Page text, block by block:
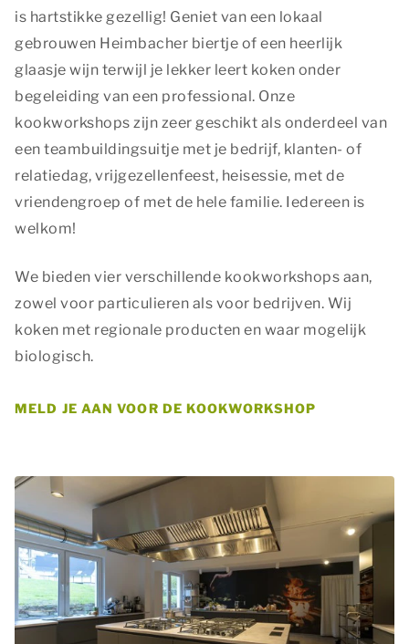
is hartstikke gezellig! Geniet van een lokaal
gebrouwen Heimbacher biertje of een heerlijk
glaasje wijn terwijl je lekker leert koken onder
begeleiding van een professional. Onze
kookworkshops zijn zeer geschikt als onderdeel van
een teambuildingsuitje met je bedrijf, klanten- of
relatiedag, vrijgezellenfeest, heisessie, met de
vriendengroep of met de hele familie. Iedereen is
welkom!
We bieden vier verschillende kookworkshops aan,
zowel voor particulieren als voor bedrijven. Wij
koken met regionale producten en waar mogelijk
biologisch.
MELD JE AAN VOOR DE KOOKWORKSHOP